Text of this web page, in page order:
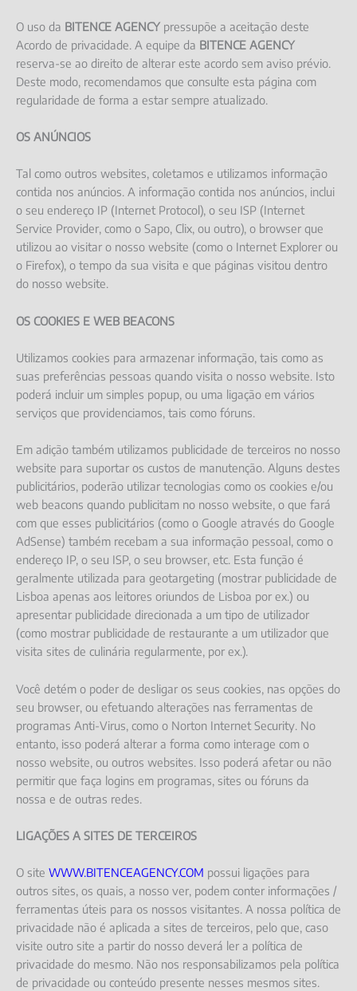
O uso da BITENCE AGENCY pressupõe a aceitação deste
Acordo de privacidade. A equipe da BITENCE AGENCY
reserva-se ao direito de alterar este acordo sem aviso prévio.
Deste modo, recomendamos que consulte esta página com
regularidade de forma a estar sempre atualizado.
OS ANÚNCIOS
Tal como outros websites, coletamos e utilizamos informação
contida nos anúncios. A informação contida nos anúncios, inclui
o seu endereço IP (Internet Protocol), o seu ISP (Internet
Service Provider, como o Sapo, Clix, ou outro), o browser que
utilizou ao visitar o nosso website (como o Internet Explorer ou
o Firefox), o tempo da sua visita e que páginas visitou dentro
do nosso website.
OS COOKIES E WEB BEACONS
Utilizamos cookies para armazenar informação, tais como as
suas preferências pessoas quando visita o nosso website. Isto
poderá incluir um simples popup, ou uma ligação em vários
serviços que providenciamos, tais como fóruns.
Em adição também utilizamos publicidade de terceiros no nosso
website para suportar os custos de manutenção. Alguns destes
publicitários, poderão utilizar tecnologias como os cookies e/ou
web beacons quando publicitam no nosso website, o que fará
com que esses publicitários (como o Google através do Google
AdSense) também recebam a sua informação pessoal, como o
endereço IP, o seu ISP, o seu browser, etc. Esta função é
geralmente utilizada para geotargeting (mostrar publicidade de
Lisboa apenas aos leitores oriundos de Lisboa por ex.) ou
apresentar publicidade direcionada a um tipo de utilizador
(como mostrar publicidade de restaurante a um utilizador que
visita sites de culinária regularmente, por ex.).
Você detém o poder de desligar os seus cookies, nas opções do
seu browser, ou efetuando alterações nas ferramentas de
programas Anti-Virus, como o Norton Internet Security. No
entanto, isso poderá alterar a forma como interage com o
nosso website, ou outros websites. Isso poderá afetar ou não
permitir que faça logins em programas, sites ou fóruns da
nossa e de outras redes.
LIGAÇÕES A SITES DE TERCEIROS
O site WWW.BITENCEAGENCY.COM possui ligações para
outros sites, os quais, a nosso ver, podem conter informações /
ferramentas úteis para os nossos visitantes. A nossa política de
privacidade não é aplicada a sites de terceiros, pelo que, caso
visite outro site a partir do nosso deverá ler a política de
privacidade do mesmo. Não nos responsabilizamos pela política
de privacidade ou conteúdo presente nesses mesmos sites.